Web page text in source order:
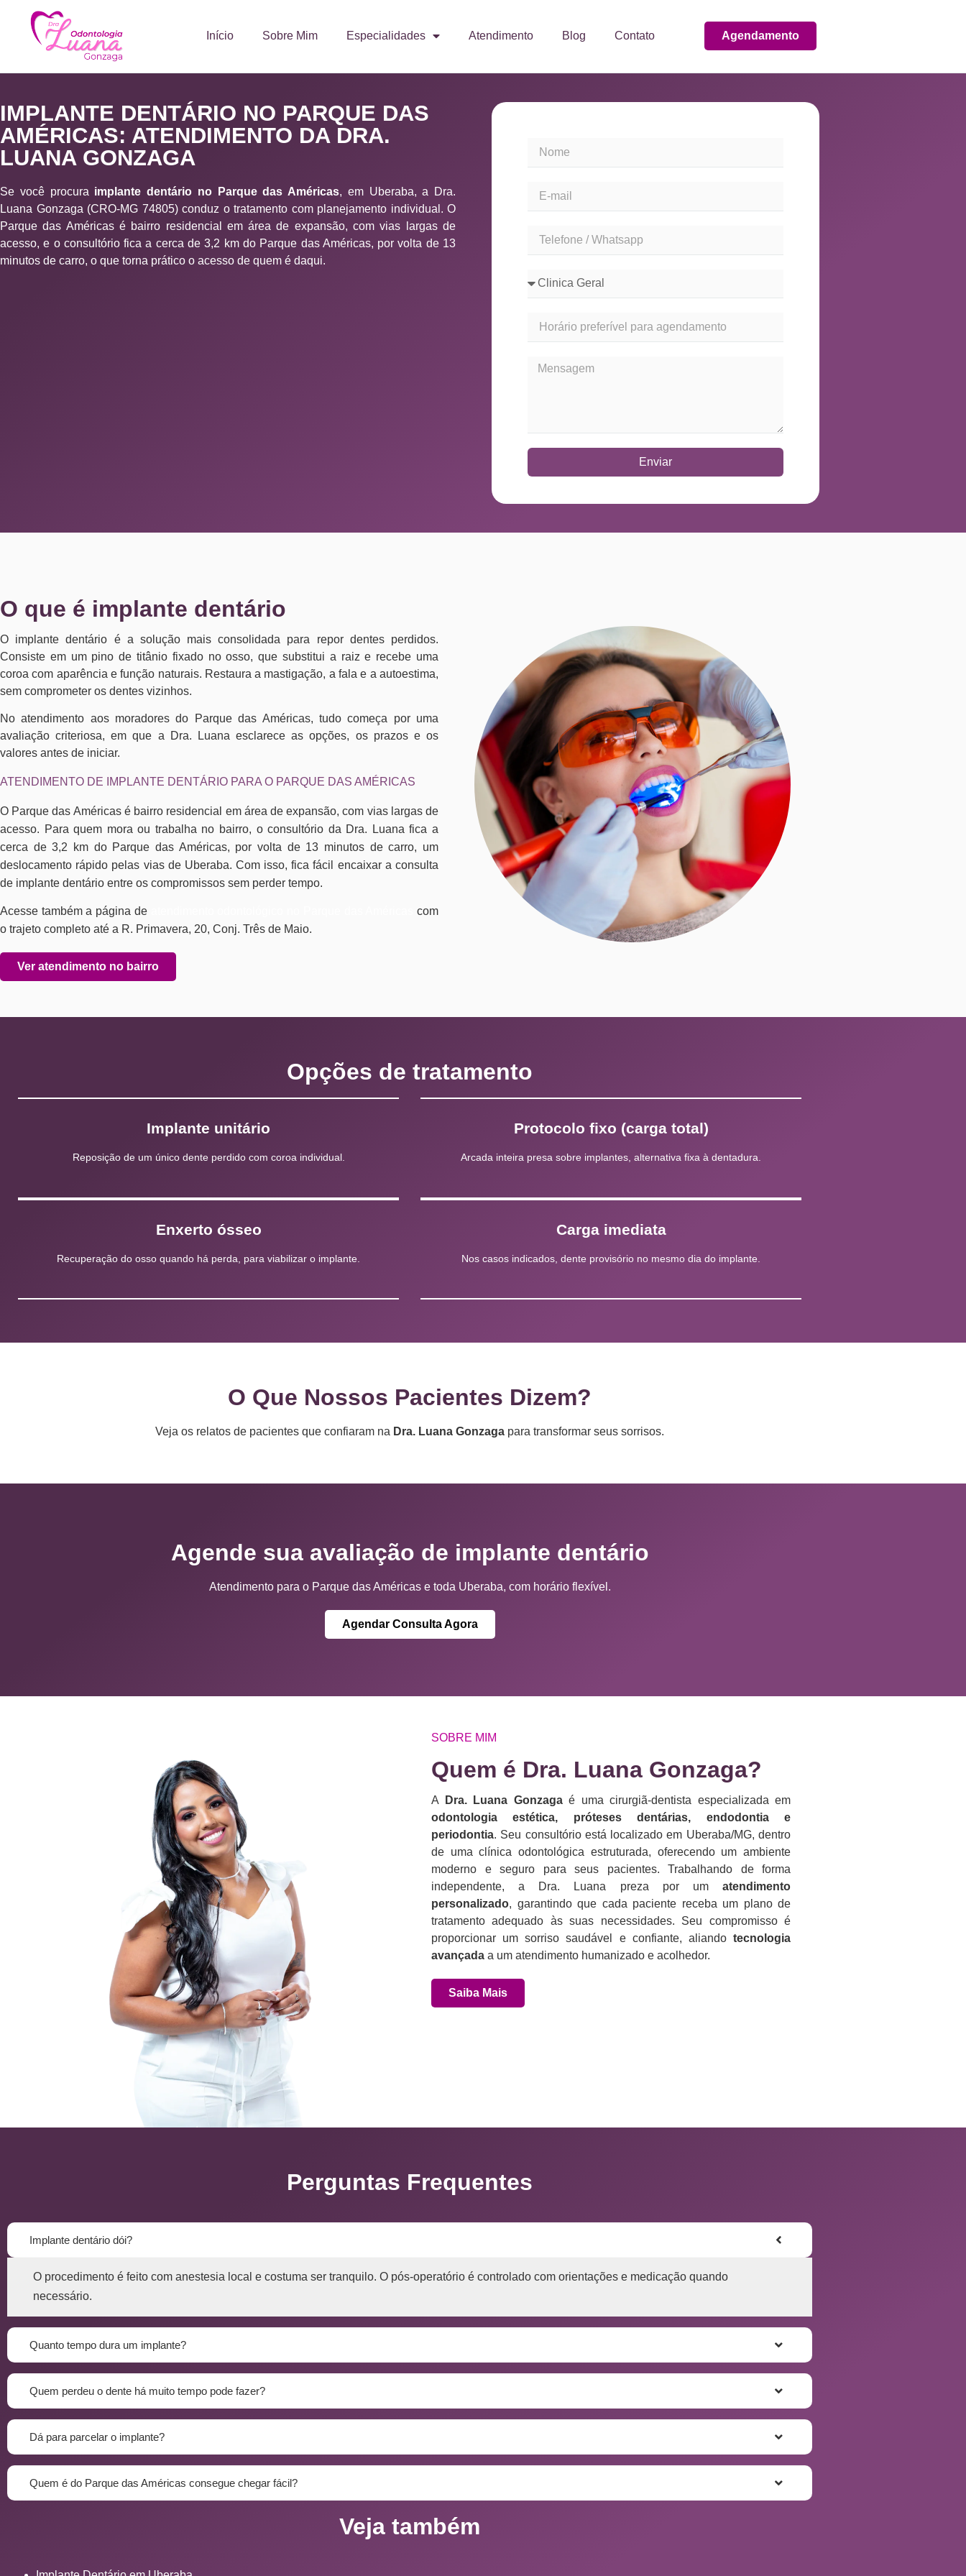
Início Sobre Mim Especialidades Atendimento Blog Contato Agendamento
IMPLANTE DENTÁRIO NO PARQUE DAS
AMÉRICAS: ATENDIMENTO DA DRA.
LUANA GONZAGA
Se você procura implante dentário no Parque das Américas, em Uberaba, a Dra.
Luana Gonzaga (CRO-MG 74805) conduz o tratamento com planejamento individual. O
Parque das Américas é bairro residencial em área de expansão, com vias largas de
acesso, e o consultório fica a cerca de 3,2 km do Parque das Américas, por volta de 13
minutos de carro, o que torna prático o acesso de quem é daqui.
Enviar
O que é implante dentário
O implante dentário é a solução mais consolidada para repor dentes perdidos.
Consiste em um pino de titânio fixado no osso, que substitui a raiz e recebe uma
coroa com aparência e função naturais. Restaura a mastigação, a fala e a autoestima,
sem comprometer os dentes vizinhos.
No atendimento aos moradores do Parque das Américas, tudo começa por uma
avaliação criteriosa, em que a Dra. Luana esclarece as opções, os prazos e os
valores antes de iniciar.
ATENDIMENTO DE IMPLANTE DENTÁRIO PARA O PARQUE DAS AMÉRICAS
O Parque das Américas é bairro residencial em área de expansão, com vias largas de
acesso. Para quem mora ou trabalha no bairro, o consultório da Dra. Luana fica a
cerca de 3,2 km do Parque das Américas, por volta de 13 minutos de carro, um
deslocamento rápido pelas vias de Uberaba. Com isso, fica fácil encaixar a consulta
de implante dentário entre os compromissos sem perder tempo.
Acesse também a página de
com
o trajeto completo até a R. Primavera, 20, Conj. Três de Maio.
Ver atendimento no bairro
Opções de tratamento
Implante unitário
Reposição de um único dente perdido com coroa individual.
Protocolo fixo (carga total)
Arcada inteira presa sobre implantes, alternativa fixa à dentadura.
Enxerto ósseo
Recuperação do osso quando há perda, para viabilizar o implante.
Carga imediata
Nos casos indicados, dente provisório no mesmo dia do implante.
O Que Nossos Pacientes Dizem?
Veja os relatos de pacientes que confiaram na Dra. Luana Gonzaga para transformar seus sorrisos.
Agende sua avaliação de implante dentário
Atendimento para o Parque das Américas e toda Uberaba, com horário flexível.
Agendar Consulta Agora
SOBRE MIM
Quem é Dra. Luana Gonzaga?​
A Dra. Luana Gonzagaé uma cirurgiã-dentista especializada em
odontologia estética, próteses dentárias, endodontia e
periodontia. Seu consultório está localizado em Uberaba/MG, dentro
de uma clínica odontológica estruturada, oferecendo um ambiente
moderno e seguro para seus pacientes. Trabalhando de forma
independente, a Dra. Luana preza por um atendimento
personalizado, garantindo que cada paciente receba um plano de
tratamento adequado às suas necessidades. Seu compromisso é
proporcionar um sorriso saudável e confiante, aliando tecnologia
avançada a um atendimento humanizado e acolhedor.
Saiba Mais
Perguntas Frequentes
Implante dentário dói?
O procedimento é feito com anestesia local e costuma ser tranquilo. O pós-operatório é controlado com orientações e medicação quando
necessário.
Quanto tempo dura um implante?
Quem perdeu o dente há muito tempo pode fazer?
Dá para parcelar o implante?
Quem é do Parque das Américas consegue chegar fácil?
Veja também